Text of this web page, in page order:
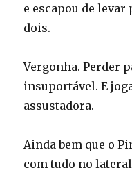
e escapou de
dois.
Vergonha. Perder
insuportável. E
assustadora.
Ainda bem que o
com tudo no